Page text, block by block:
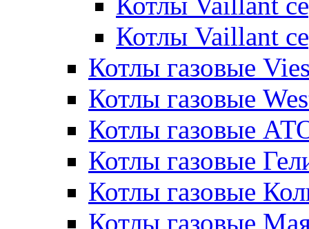
Котлы Vaillant
Котлы газовые
Котлы газовые
Котлы газовые
Котлы газовые
Котлы газовые
Котлы газовые